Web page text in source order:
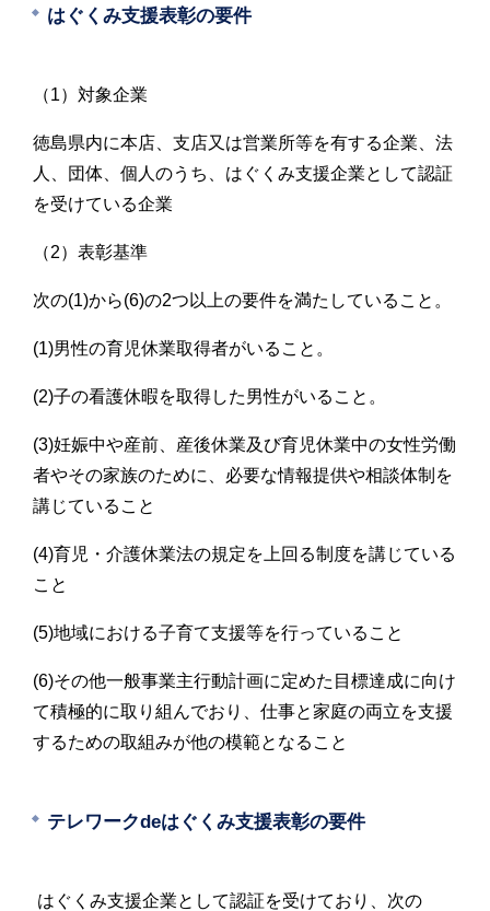
はぐくみ支援表彰の要件
（1）対象企業
徳島県内に本店、支店又は営業所等を有する企業、法
人、団体、個人のうち、はぐくみ支援企業として認証
を受けている企業
（2）表彰基準
次の(1)から(6)の2つ以上の要件を満たしていること。
(1)男性の育児休業取得者がいること。
(2)子の看護休暇を取得した男性がいること。
(3)妊娠中や産前、産後休業及び育児休業中の女性労働
者やその家族のために、必要な情報提供や相談体制を
講じていること
(4)育児・介護休業法の規定を上回る制度を講じている
こと
(5)地域における子育て支援等を行っていること
(6)その他一般事業主行動計画に定めた目標達成に向け
て積極的に取り組んでおり、仕事と家庭の両立を支援
するための取組みが他の模範となること
テレワークdeはぐくみ支援表彰の要件
はぐくみ支援企業として認証を受けており、次の